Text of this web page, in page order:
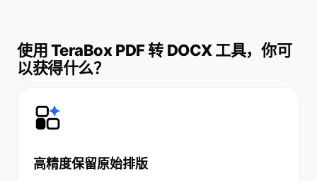
使用 TeraBox PDF 转 DOCX 工具，你可
以获得什么？
高精度保留原始排版